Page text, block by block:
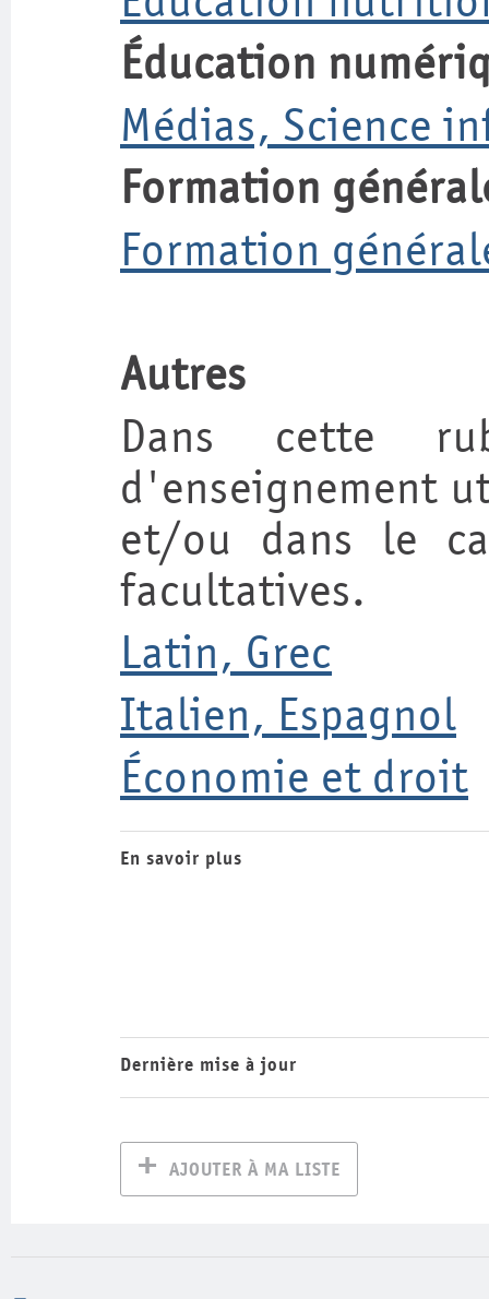
Éducation
Médias, Science
Formation
Formation
Autres
Dans cette
d'enseignement
et/ou dans le
facultatives.
Latin, Grec
Italien, Espagnol
Économie et droit
En savoir plus
Dernière mise à jour
AJOUTER À MA LISTE